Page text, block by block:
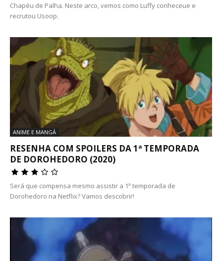
Chapéu de Palha. Neste arco, vemos como Luffy conheceue e
recrutou Usoop.
ANIME E MANGÁ
RESENHA COM SPOILERS DA 1ª TEMPORADA
DE DOROHEDORO (2020)
Será que compensa mesmo assistir a 1ª temporada de
Dorohedoro na Netflix? Vamos descobrir!